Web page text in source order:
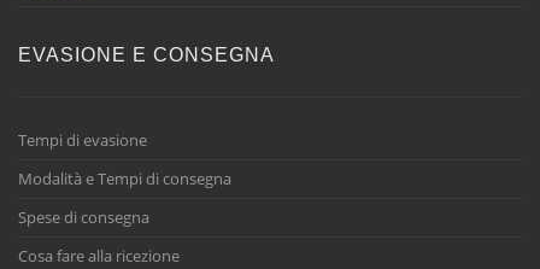
EVASIONE E CONSEGNA
Tempi di evasione
Modalità e Tempi di consegna
Spese di consegna
Cosa fare alla ricezione